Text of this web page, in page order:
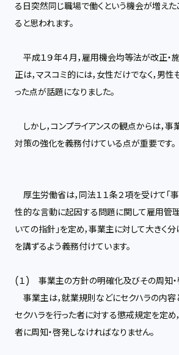
る日突然同じ職場で働くという機会が増え
ると思われます。
平成１９年４月，雇用機会均等法が改正・
正は，マスコミ的には，女性だけでなく，男
った点が話題になりました。
しかし，コンプライアンスの観点からは，
対策の強化を義務付けている点が重要です。
厚生労働省は，同法１１条２項を受けて「
性的な言動に起因する問題に関して雇用管
いての指針」を定め，事業主に対して大きく
を講ずるよう義務付けています。
(１) 事業主の方針の明確化及びその周知
事業主は，就業規則などにセクハラの内容
セクハラを行った者に対する懲戒規定を定め
者に周知・啓発しなければなりません。